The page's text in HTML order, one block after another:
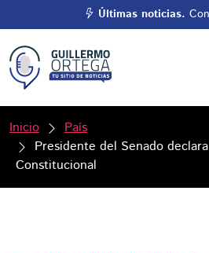
Últimas noticias.
Inicio
País
Presidente del Senado
Constitucional